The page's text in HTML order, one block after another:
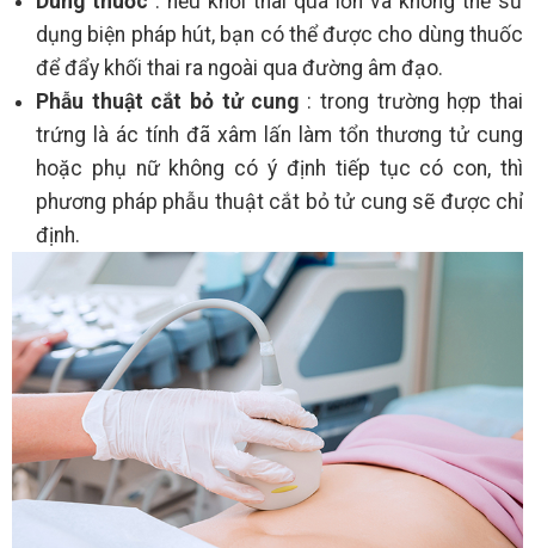
dụng biện pháp hút, bạn có thể được cho dùng thuốc
để đẩy khối thai ra ngoài qua đường âm đạo.
Phẫu thuật cắt bỏ tử cung : trong trường hợp thai
trứng là ác tính đã xâm lấn làm tổn thương tử cung
hoặc phụ nữ không có ý định tiếp tục có con, thì
phương pháp phẫu thuật cắt bỏ tử cung sẽ được chỉ
định.